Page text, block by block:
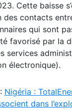
Cette baisse
des contacts
qui sont
favorisé par la
services
électronique).
Nigéria :
dans